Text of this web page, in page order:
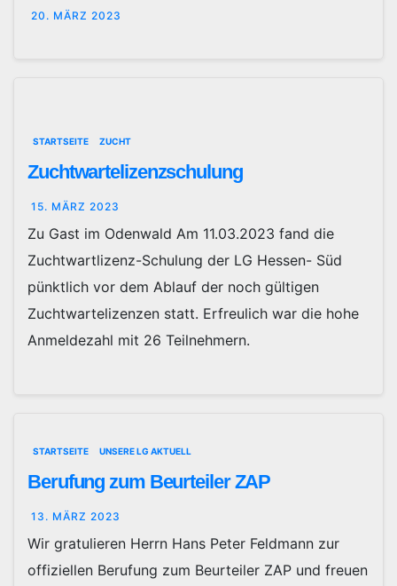
20. MÄRZ 2023
STARTSEITE ZUCHT
Zuchtwartelizenzschulung
15. MÄRZ 2023
Zu Gast im Odenwald Am 11.03.2023 fand die
Zuchtwartlizenz-Schulung der LG Hessen- Süd
pünktlich vor dem Ablauf der noch gültigen
Zuchtwartelizenzen statt. Erfreulich war die hohe
Anmeldezahl mit 26 Teilnehmern.
STARTSEITE UNSERE LG AKTUELL
Berufung zum Beurteiler ZAP
13. MÄRZ 2023
Wir gratulieren Herrn Hans Peter Feldmann zur
offiziellen Berufung zum Beurteiler ZAP und freuen